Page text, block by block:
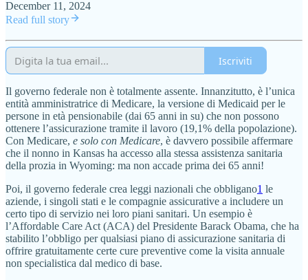
December 11, 2024
Read full story
Iscriviti
Il governo federale non è totalmente assente. Innanzitutto, è l’unica
entità amministratrice di Medicare, la versione di Medicaid per le
persone in età pensionabile (dai 65 anni in su) che non possono
ottenere l’assicurazione tramite il lavoro (19,1% della popolazione).
Con Medicare, e solo con Medicare, è davvero possibile affermare
che il nonno in Kansas ha accesso alla stessa assistenza sanitaria
della prozia in Wyoming: ma non accade prima dei 65 anni!
Poi, il governo federale crea leggi nazionali che obbligano1 le
aziende, i singoli stati e le compagnie assicurative a includere un
certo tipo di servizio nei loro piani sanitari. Un esempio è
l’Affordable Care Act (ACA) del Presidente Barack Obama, che ha
stabilito l’obbligo per qualsiasi piano di assicurazione sanitaria di
offrire gratuitamente certe cure preventive come la visita annuale
non specialistica dal medico di base.